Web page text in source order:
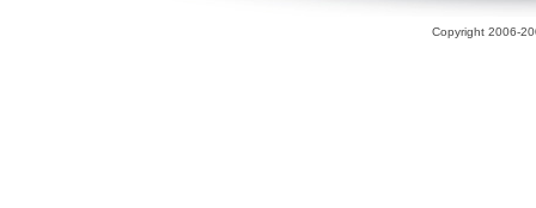
Copyright 2006-